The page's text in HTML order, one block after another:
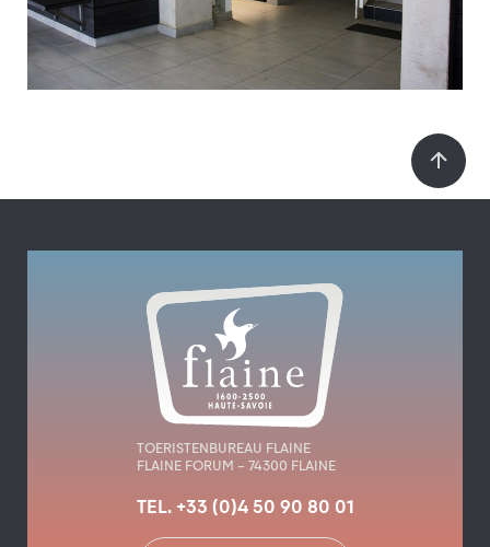
TOERISTENBUREAU FLAINE
FLAINE FORUM – 74300 FLAINE
TEL. +33 (0)4 50 90 80 01